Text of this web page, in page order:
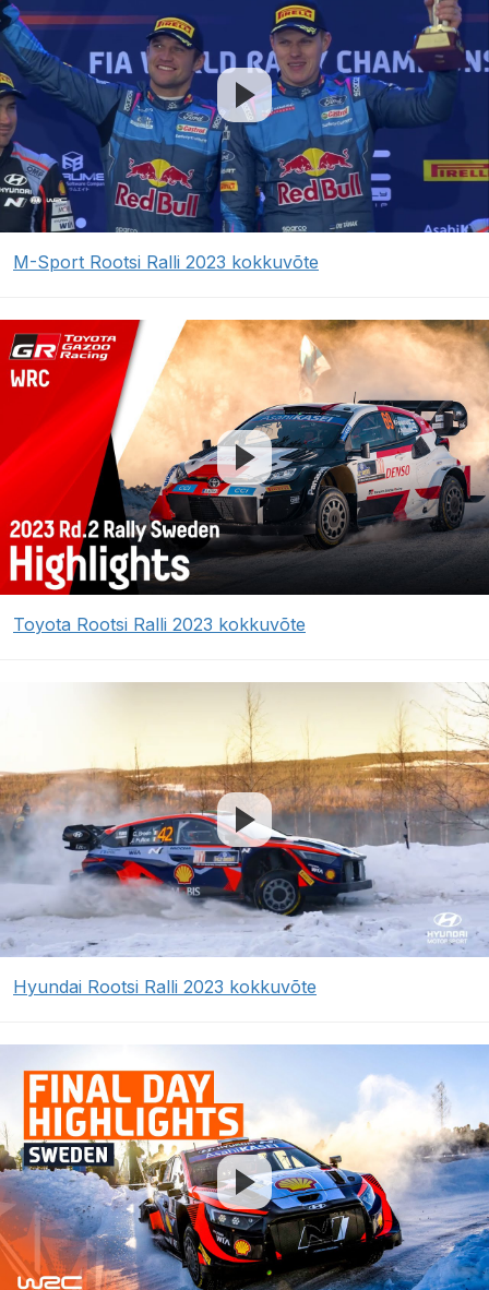
M-Sport Rootsi Ralli 2023 kokkuvõte
Toyota Rootsi Ralli 2023 kokkuvõte
Hyundai Rootsi Ralli 2023 kokkuvõte